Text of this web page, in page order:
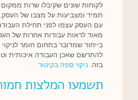
לקוחות שונים שקיבלו שרות
תמיד ומצביעות על מצבו של העסק.
עם העסק עצמו לפני תחילת
מאוד לראות עבודות אחרות של
בייחוד שמדובר בתחום חומר לניקוי
להתרשם שאכן העבודה איכותית
בזה. ניקוי ספה בקיטור
תשמעו המלצות